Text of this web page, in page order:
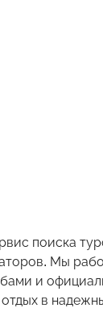
поиска
Мы
и
в